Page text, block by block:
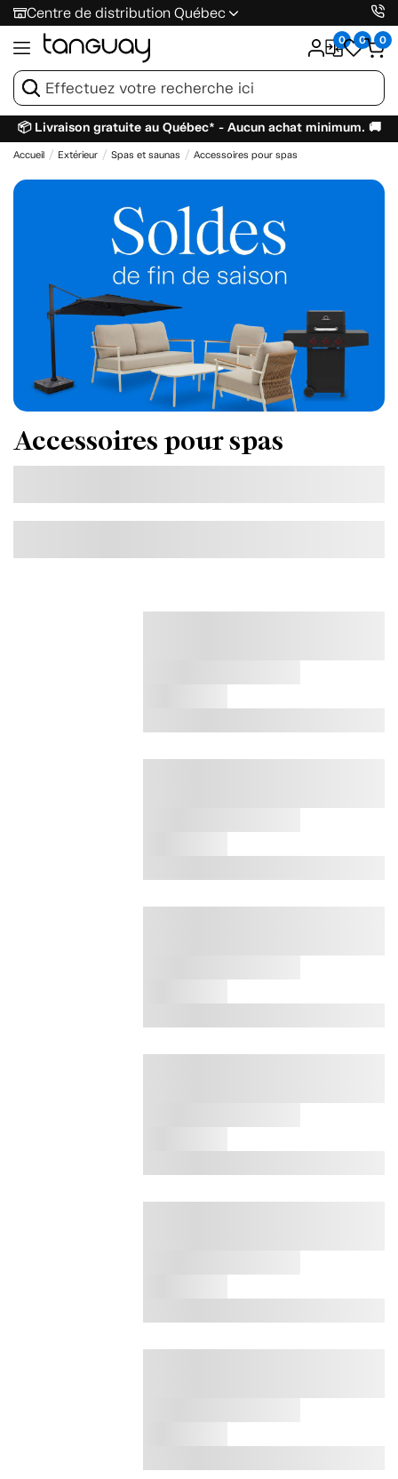
Centre de distribution Québec
0 0 0
📦 Livraison gratuite au Québec* - Aucun achat minimum. 🚚
Accueil Extérieur Spas et saunas Accessoires pour spas
Accessoires pour spas